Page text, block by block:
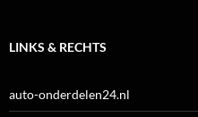
LINKS & RECHTS
auto-onderdelen24.nl